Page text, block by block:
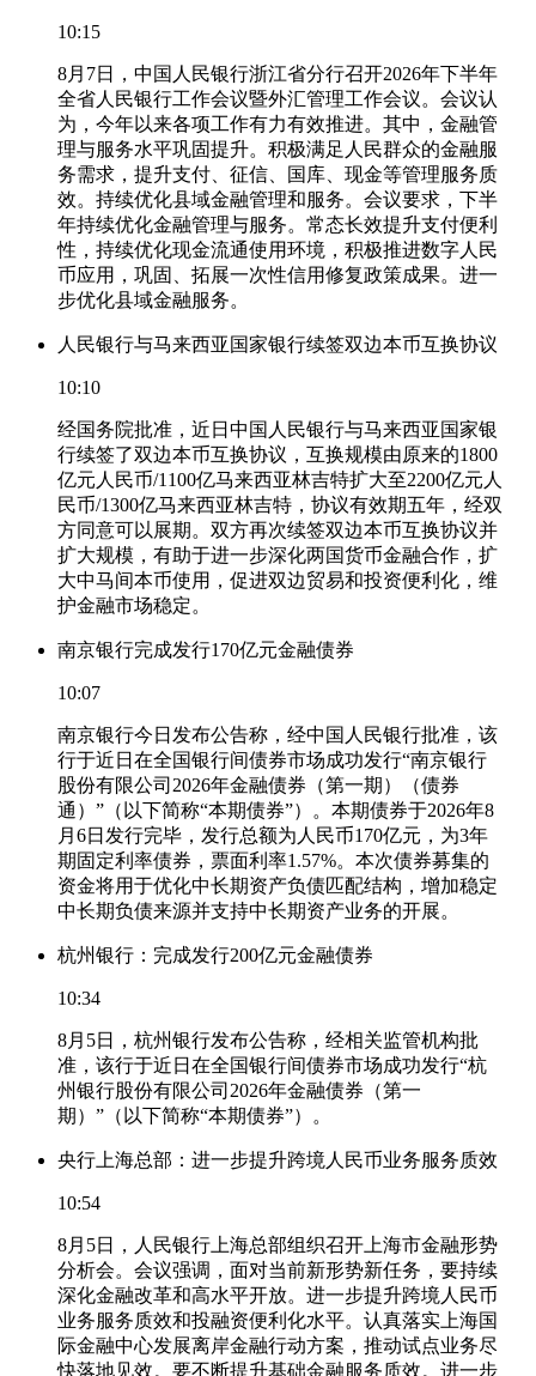
10:15
8月7日，中国人民银行浙江省分行召开2026年下半年
全省人民银行工作会议暨外汇管理工作会议。会议认
为，今年以来各项工作有力有效推进。其中，金融管
理与服务水平巩固提升。积极满足人民群众的金融服
务需求，提升支付、征信、国库、现金等管理服务质
效。持续优化县域金融管理和服务。会议要求，下半
年持续优化金融管理与服务。常态长效提升支付便利
性，持续优化现金流通使用环境，积极推进数字人民
币应用，巩固、拓展一次性信用修复政策成果。进一
步优化县域金融服务。
人民银行与马来西亚国家银行续签双边本币互换协议
10:10
经国务院批准，近日中国人民银行与马来西亚国家银
行续签了双边本币互换协议，互换规模由原来的1800
亿元人民币/1100亿马来西亚林吉特扩大至2200亿元人
民币/1300亿马来西亚林吉特，协议有效期五年，经双
方同意可以展期。双方再次续签双边本币互换协议并
扩大规模，有助于进一步深化两国货币金融合作，扩
大中马间本币使用，促进双边贸易和投资便利化，维
护金融市场稳定。
南京银行完成发行170亿元金融债券
10:07
南京银行今日发布公告称，经中国人民银行批准，该
行于近日在全国银行间债券市场成功发行“南京银行
股份有限公司2026年金融债券（第一期）（债券
通）”（以下简称“本期债券”）。本期债券于2026年8
月6日发行完毕，发行总额为人民币170亿元，为3年
期固定利率债券，票面利率1.57%。本次债券募集的
资金将用于优化中长期资产负债匹配结构，增加稳定
中长期负债来源并支持中长期资产业务的开展。
杭州银行：完成发行200亿元金融债券
10:34
8月5日，杭州银行发布公告称，经相关监管机构批
准，该行于近日在全国银行间债券市场成功发行“杭
州银行股份有限公司2026年金融债券（第一
期）”（以下简称“本期债券”）。
央行上海总部：进一步提升跨境人民币业务服务质效
10:54
8月5日，人民银行上海总部组织召开上海市金融形势
分析会。会议强调，面对当前新形势新任务，要持续
深化金融改革和高水平开放。进一步提升跨境人民币
业务服务质效和投融资便利化水平。认真落实上海国
际金融中心发展离岸金融行动方案，推动试点业务尽
快落地见效。要不断提升基础金融服务质效。进一步